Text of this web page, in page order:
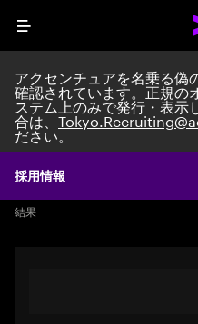
Menu
採用情報
アクセンチュアを名乗る偽
確認されています。正規の
ステム上のみで発行・表示
合は、
ださい。
Search
検索のヒント
希望の仕事を表すフレーズや
い。キーワードを引用符で囲む
文字数制限に達しました
検索結果を見るにはEnterキー
結果